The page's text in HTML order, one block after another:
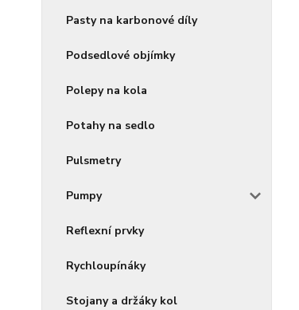
Pasty na karbonové díly
Podsedlové objímky
Polepy na kola
Potahy na sedlo
Pulsmetry
Pumpy
Reflexní prvky
Rychloupínáky
Stojany a držáky kol